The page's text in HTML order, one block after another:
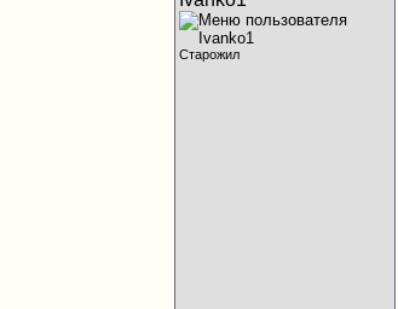
Старожил